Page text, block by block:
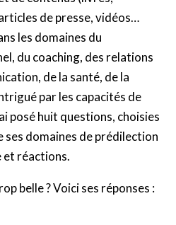
de presse, vidéos…
les domaines du
du coaching, des relations
de la santé, de la
par les capacités de
posé huit questions, choisies
ses domaines de prédilection
et réactions.
belle ? Voici ses réponses :